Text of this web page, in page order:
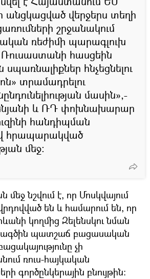
անցկացված վերջերս տեղի
շրջանակում
ռեժիմի պարագլուխ
Ռուսաստանի հասցեին
հնչեցնելու
տրամադրելու
մասին»,-
և ՌԴ փոխնախարար
հանդիպման
հրապարակված
մեջ:
մեջ նշվում է, որ Մոսկվայում
են և համարում են, որ
կողմից Զելենսկու նման
պատշաճ բացասական
չի
ռուս-հայկական
գործընկերային բնույթին: